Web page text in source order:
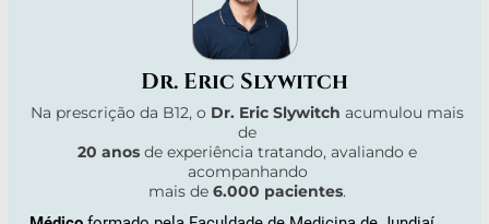
Dr. Eric Slywitch
Na prescrição da B12, o Dr. Eric Slywitch acumulou mais
de
20 anos de experiência tratando, avaliando e
acompanhando
mais de 6.000 pacientes.